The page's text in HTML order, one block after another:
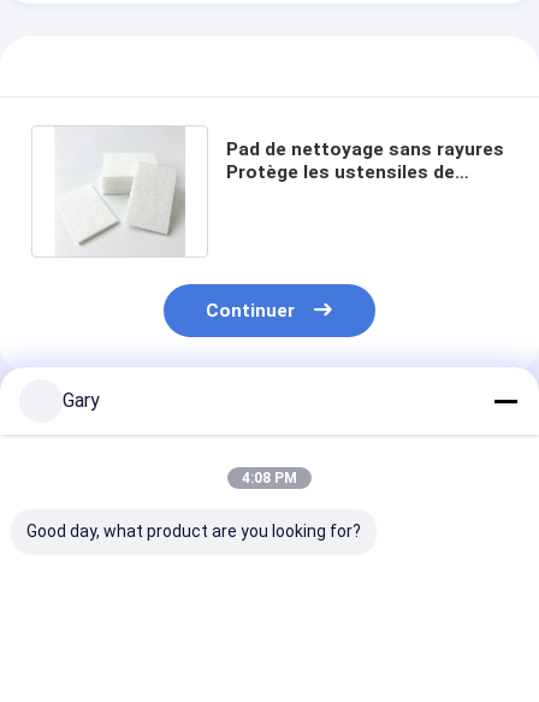
Pad de nettoyage sans rayures
Protège les ustensiles de
Continuer
Produits Recommandés
Gary
4:08 PM
Good day, what product are you looking for?